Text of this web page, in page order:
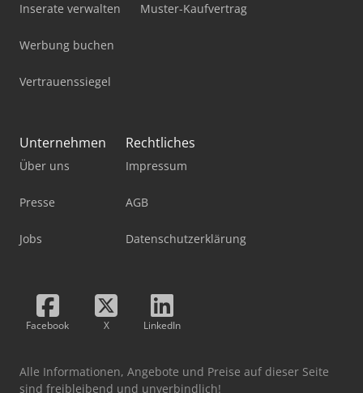
Inserate verwalten
Werbung buchen
Vertrauenssiegel
Muster-Kaufvertrag
Unternehmen
Über uns
Presse
Jobs
Rechtliches
Impressum
AGB
Datenschutzerklärung
Facebook X LinkedIn
Alle Informationen, Angebote und Preise auf dieser Seite
sind freibleibend und unverbindlich!